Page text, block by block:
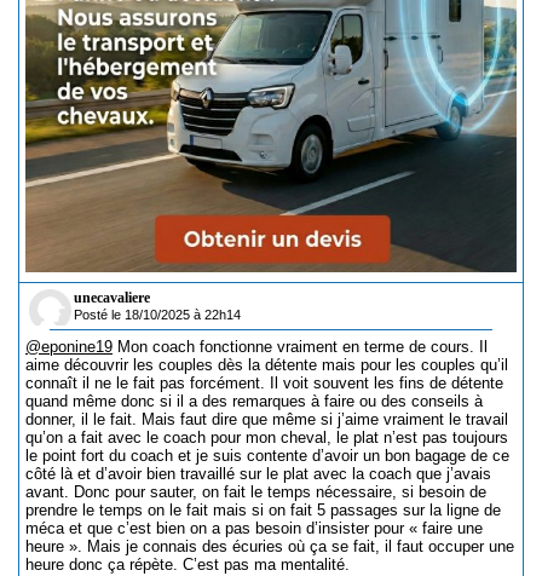
unecavaliere
Posté le 18/10/2025 à 22h14
@eponine19 Mon coach fonctionne vraiment en terme de cours. Il
aime découvrir les couples dès la détente mais pour les couples qu’il
connaît il ne le fait pas forcément. Il voit souvent les fins de détente
quand même donc si il a des remarques à faire ou des conseils à
donner, il le fait. Mais faut dire que même si j’aime vraiment le travail
qu’on a fait avec le coach pour mon cheval, le plat n’est pas toujours
le point fort du coach et je suis contente d’avoir un bon bagage de ce
côté là et d’avoir bien travaillé sur le plat avec la coach que j’avais
avant. Donc pour sauter, on fait le temps nécessaire, si besoin de
prendre le temps on le fait mais si on fait 5 passages sur la ligne de
méca et que c’est bien on a pas besoin d’insister pour « faire une
heure ». Mais je connais des écuries où ça se fait, il faut occuper une
heure donc ça répète. C’est pas ma mentalité.